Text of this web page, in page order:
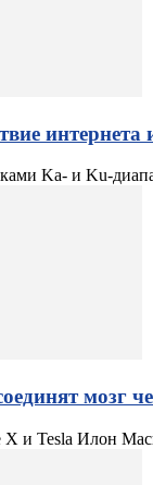
интернета
Ka- и Ku-
мозг
X и Tesla Илон